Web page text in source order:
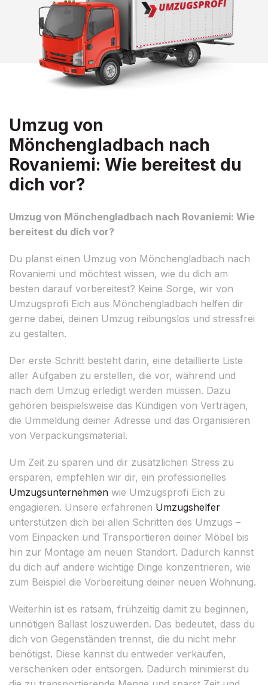
Umzug von
Mönchengladbach nach
Rovaniemi: Wie bereitest du
dich vor?
Umzug von Mönchengladbach nach Rovaniemi: Wie
bereitest du dich vor?
Du planst einen Umzug von Mönchengladbach nach
Rovaniemi und möchtest wissen, wie du dich am
besten darauf vorbereitest? Keine Sorge, wir von
Umzugsprofi Eich aus Mönchengladbach helfen dir
gerne dabei, deinen Umzug reibungslos und stressfrei
zu gestalten.
Der erste Schritt besteht darin, eine detaillierte Liste
aller Aufgaben zu erstellen, die vor, während und
nach dem Umzug erledigt werden müssen. Dazu
gehören beispielsweise das Kündigen von Verträgen,
die Ummeldung deiner Adresse und das Organisieren
von Verpackungsmaterial.
Um Zeit zu sparen und dir zusätzlichen Stress zu
ersparen, empfehlen wir dir, ein professionelles
Umzugsunternehmen wie Umzugsprofi Eich zu
engagieren. Unsere erfahrenen Umzugshelfer
unterstützen dich bei allen Schritten des Umzugs –
vom Einpacken und Transportieren deiner Möbel bis
hin zur Montage am neuen Standort. Dadurch kannst
du dich auf andere wichtige Dinge konzentrieren, wie
zum Beispiel die Vorbereitung deiner neuen Wohnung.
Weiterhin ist es ratsam, frühzeitig damit zu beginnen,
unnötigen Ballast loszuwerden. Das bedeutet, dass du
dich von Gegenständen trennst, die du nicht mehr
benötigst. Diese kannst du entweder verkaufen,
verschenken oder entsorgen. Dadurch minimierst du